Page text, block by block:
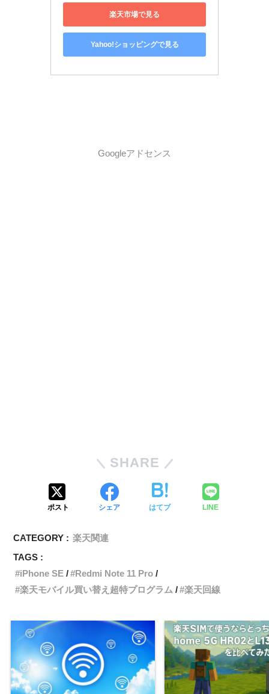
楽天市場で見る
Yahoo!ショッピングで見る
Googleアドセンス
SHARE
ポスト シェア はてブ LINE
CATEGORY : 楽天関連
TAGS :
iPhone SE
Redmi Note 11 Pro
楽天モバイル買い替え超特プログラム
楽天回線